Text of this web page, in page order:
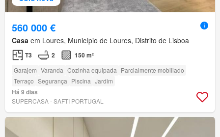
560 000 €
Casa em Loures, Município de Loures, Distrito de Lisboa
T3 2 150 m²
Garajem Varanda Cozinha equipada Parcialmente mobiliado
Terraço Segurança Piscina Jardim
Há 9 dias
SUPERCASA - SAFTI PORTUGAL